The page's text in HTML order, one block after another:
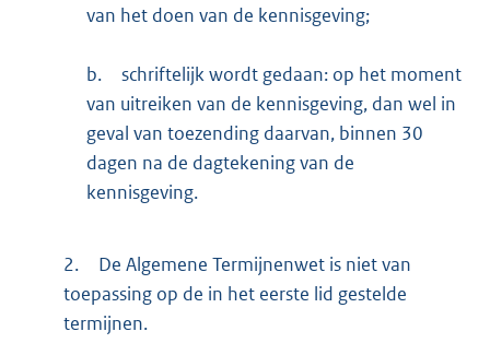
van het doen van de kennisgeving;
b.
schriftelijk wordt gedaan: op het moment
van uitreiken van de kennisgeving, dan wel in
geval van toezending daarvan, binnen 30
dagen na de dagtekening van de
kennisgeving.
2.
De Algemene Termijnenwet is niet van
toepassing op de in het eerste lid gestelde
termijnen.